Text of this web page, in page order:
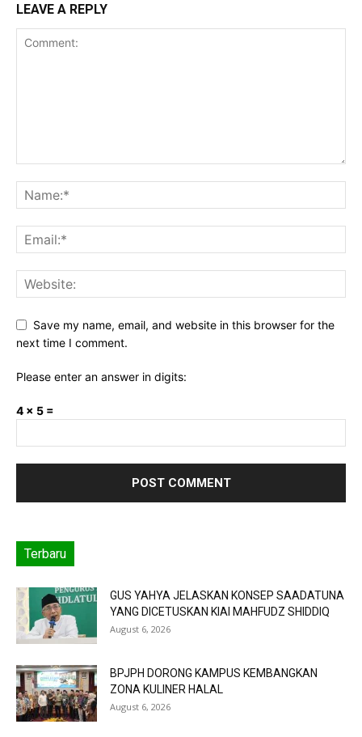
LEAVE A REPLY
Save my name, email, and website in this browser for the
next time I comment.
Please enter an answer in digits:
4 × 5 =
Terbaru
GUS YAHYA JELASKAN KONSEP SAADATUNA
YANG DICETUSKAN KIAI MAHFUDZ SHIDDIQ
August 6, 2026
BPJPH DORONG KAMPUS KEMBANGKAN
ZONA KULINER HALAL
August 6, 2026